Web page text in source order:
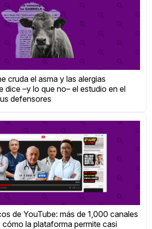
cruda el asma y las alergias
dice –y lo que no– el estudio en el
defensores
de YouTube: más de 1,000 canales
la plataforma permite casi